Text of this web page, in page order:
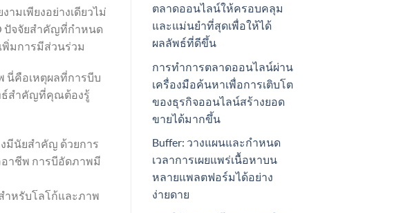
มเพียงอย่างเดียวไม่
ปัจจัยสำคัญที่กำหนด
พิ่มการมีส่วนร่วม
นี่คือเหตุผลที่การบีบ
ธ์สำคัญที่คุณต้องรู้
มีนัยสำคัญ ด้วยการ
าชีพ การบีอัดภาพมี
หรับโลโก้และภาพ
ตลาดออนไลน์ให้ครอบคลุม
และแม่นยำที่สุดเพื่อให้ได้
ผลลัพธ์ที่ดีขึ้น
การทำการตลาดออนไลน์ผ่าน
เครื่องมือค้นหาเพื่อการเติบโต
ของธุรกิจออนไลน์สร้างยอด
ขายได้มากขึ้น
Buffer: วางแผนและกำหนด
เวลาการเผยแพร่เนื้อหาบน
หลายแพลตฟอร์มได้อย่าง
ง่ายดาย